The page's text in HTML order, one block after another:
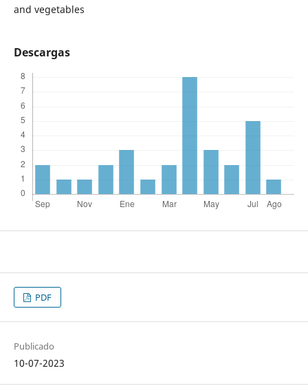
and vegetables
Descargas
PDF
Publicado
10-07-2023